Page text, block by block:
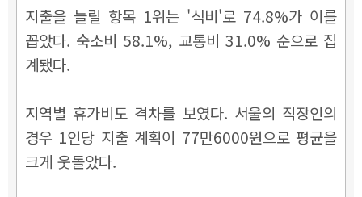
지출을 늘릴 항목 1위는 '식비'로 74.8%가 이를
꼽았다. 숙소비 58.1%, 교통비 31.0% 순으로 집
계됐다.
지역별 휴가비도 격차를 보였다. 서울의 직장인의
경우 1인당 지출 계획이 77만6000원으로 평균을
크게 웃돌았다.